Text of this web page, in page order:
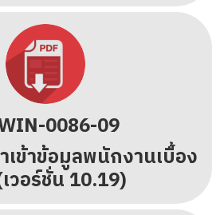
0086-09
ข้าข้อมูลพนักงานเบื้อง
วอร์ชั่น 10.19)